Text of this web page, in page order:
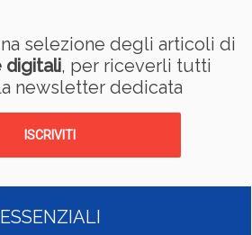
selezione degli articoli di
digitali, per riceverli tutti
newsletter dedicata
ISCRIVITI
ESSENZIALI